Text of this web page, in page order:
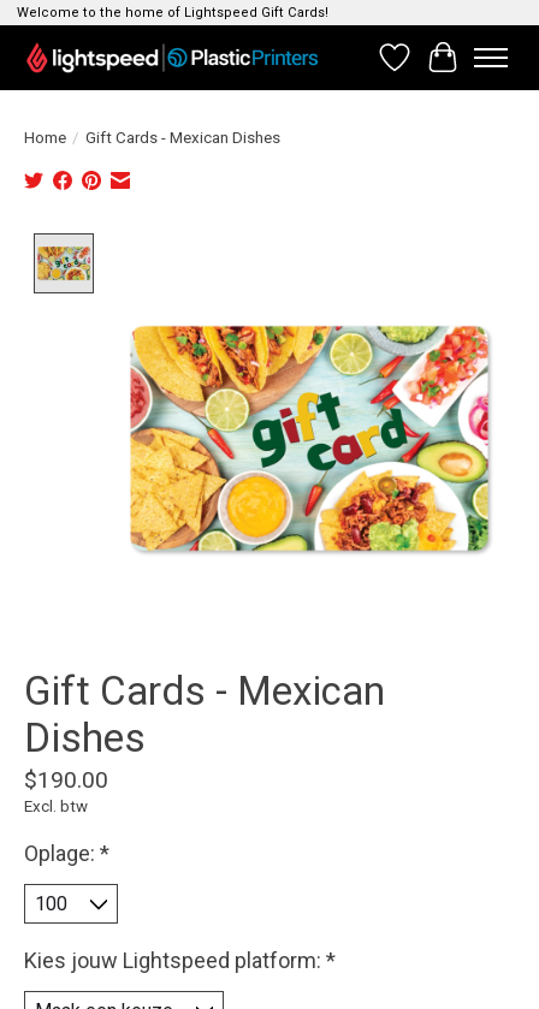
Welcome to the home of Lightspeed Gift Cards!
Verlanglijst
Home / Gift Cards - Mexican Dishes
Gift Cards - Mexican
Dishes
$190.00
Excl. btw
Oplage: *
Kies jouw Lightspeed platform: *